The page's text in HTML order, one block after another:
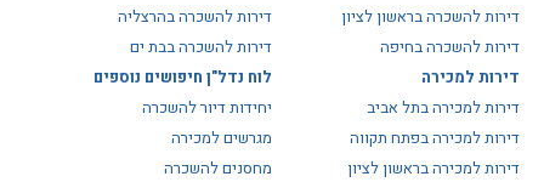
דירות להשכרה בראשון לציון
דירות להשכרה בחיפה
דירות להשכרה בהרצליה
דירות להשכרה בבת ים
דירות למכירה
דירות למכירה בתל אביב
דירות למכירה בפתח תקווה
דירות למכירה בראשון לציון
לוח נדל"ן חיפושים נוספים
יחידות דיור להשכרה
מגרשים למכירה
מחסנים להשכרה